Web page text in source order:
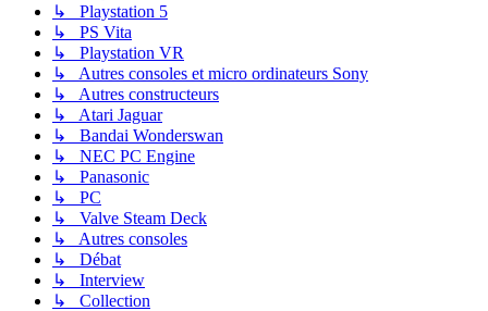
↳ Playstation 5
↳ PS Vita
↳ Playstation VR
↳ Autres consoles et micro ordinateurs Sony
↳ Autres constructeurs
↳ Atari Jaguar
↳ Bandai Wonderswan
↳ NEC PC Engine
↳ Panasonic
↳ PC
↳ Valve Steam Deck
↳ Autres consoles
↳ Débat
↳ Interview
↳ Collection